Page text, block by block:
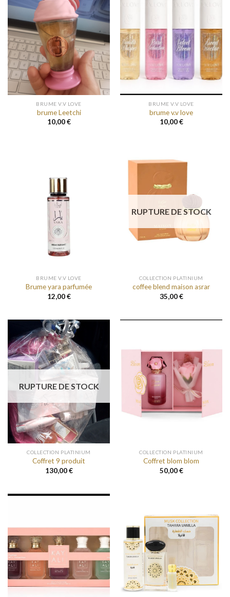
BRUME V.V LOVE
brume Leetchi
10,00€
BRUME V.V LOVE
brume v.v love
10,00€
BRUME V.V LOVE
Brume yara parfumée
12,00€
RUPTURE DE STOCK
COLLECTION PLATINIUM
coffee blend maison asrar
35,00€
RUPTURE DE STOCK
COLLECTION PLATINIUM
Coffret 9 produit
130,00€
COLLECTION PLATINIUM
Coffret blom blom
50,00€